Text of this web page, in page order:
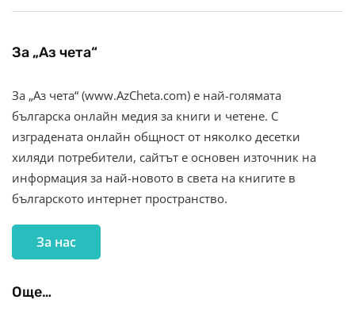
За „Аз чета“
За „Аз чета“ (www.AzCheta.com) е най-голямата
българска онлайн медия за книги и четене. С
изградената онлайн общност от няколко десетки
хиляди потребители, сайтът е основен източник на
информация за най-новото в света на книгите в
българското интернет пространство.
За нас
Още…